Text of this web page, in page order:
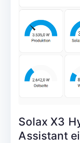
Solax X3
Assistant